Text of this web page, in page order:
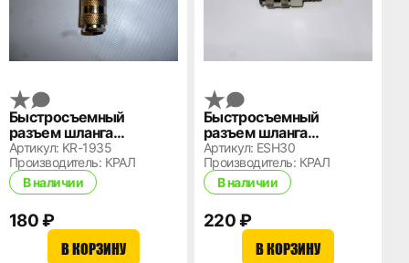
Быстросъемный
разъем шланга
подкачки 6 мм.
Артикул: KR-1935
Производитель: КРАЛ
В наличии
180 ₽
В КОРЗИНУ
Быстросъемный
разъем шланга
подкачки 8 мм.
Артикул: ESH30
Производитель: КРАЛ
В наличии
220 ₽
В КОРЗИНУ